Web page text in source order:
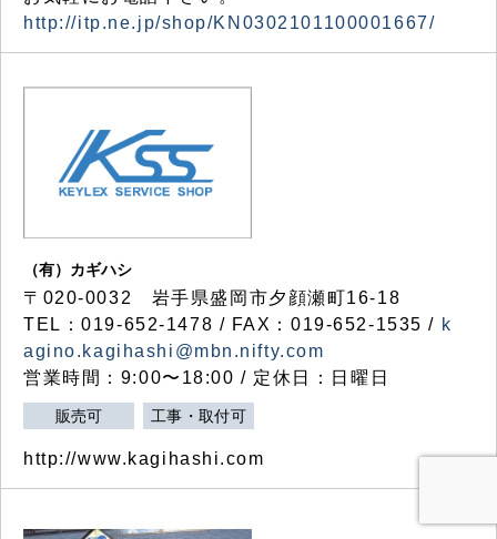
http://itp.ne.jp/shop/KN0302101100001667/
（有）カギハシ
〒020-0032 岩手県盛岡市夕顔瀬町16-18
TEL：019-652-1478 / FAX：019-652-1535 / k
agino.kagihashi@mbn.nifty.com
営業時間：9:00〜18:00 / 定休日：日曜日
販売可 工事・取付可
http://www.kagihashi.com